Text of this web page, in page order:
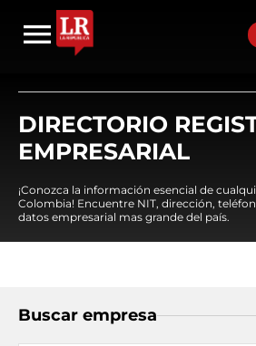
DIRECTORIO
EMPRESARIAL
¡Conozca la información esencial de
Colombia! Encuentre NIT, dirección,
datos empresarial mas grande del país.
Buscar empresa